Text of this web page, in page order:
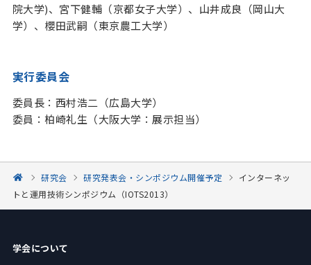
院大学)、宮下健輔（京都女子大学）、山井成良（岡山大
学）、 櫻田武嗣（東京農工大学）
実行委員会
委員長： 西村浩二（広島大学）
委員：柏崎礼生（大阪大学：展示担当）
研究会 研究発表会・シンポジウム開催予定
インターネッ
トと運用技術シンポジウム（IOTS2013）
学会について